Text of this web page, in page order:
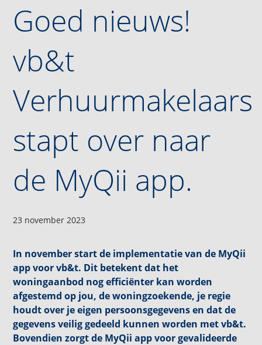
Goed nieuws!
vb&t
Verhuurmakelaars
stapt over naar
de MyQii app.
23 november 2023
In november start de implementatie van de MyQii
app voor vb&t. Dit betekent dat het
woningaanbod nog efficiënter kan worden
afgestemd op jou, de woningzoekende, je regie
houdt over je eigen persoonsgegevens en dat de
gegevens veilig gedeeld kunnen worden met vb&t.
Bovendien zorgt de MyQii app voor gevalideerde